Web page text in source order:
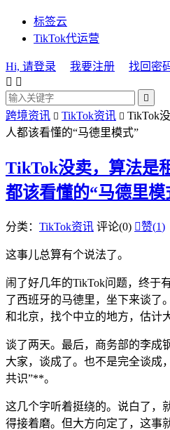
标签云
TikTok代运营
Hi, 请登录 我要注册
找回密
 

跨境资讯  TikTok资讯  TikTok
人都该看懂的“马德里模式”
TikTok没卖，算法是
都该看懂的“马德里模
分类： TikTok资讯 评论(0) 赞(1)
这事儿总算有个说法了。
闹了好几年的TikTok问题，终于
了西班牙的马德里，坐下来谈了
和北京，找个中立的地方，估计
谈了两天。最后，商务部的李成
大家，谈成了。也不是完全谈成
共识”**。
这几个字听着挺绕的。说白了，
得接着磨。但大方向定了，这事